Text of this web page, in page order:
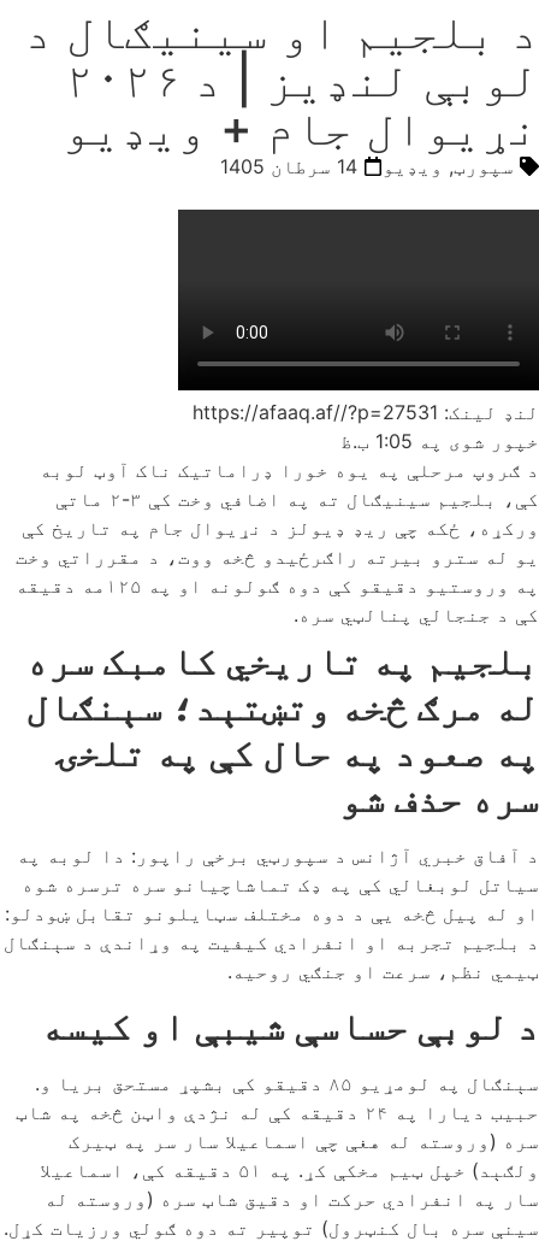
د بلجیم او سینیګال د
لوبې لنډیز | د ۲۰۲۶
نړیوال جام + ویډیو
سپورټ, ویډیو 14 سرطان 1405
لنډ لینک: https://afaaq.af//?p=27531
خپور شوی په 1:05 ب.ظ
د ګروپ مرحلې په یوه خورا ډراماتیک ناک آوټ لوبه
کې، بلجیم سینیګال ته په اضافي وخت کې ۳-۲ ماتې
ورکړه، ځکه چې ریډ ډیولز د نړیوال جام په تاریخ کې
یو له سترو بیرته راګرځیدو څخه ووت، د مقرراتي وخت
په وروستیو دقیقو کې دوه ګولونه او په ۱۲۵مه دقیقه
کې د جنجالي پنالټي سره.
بلجیم په تاریخي کامبک سره
له مرګ څخه وتښتېد؛ سېنګال
په صعود په حال کې په تلخۍ
سره حذف شو
د آفاق خبري آژانس د سپورټي برخې راپور: دا لوبه په
سیاتل لوبغالي کې په ډک تماشاچیانو سره ترسره شوه
او له پیل څخه یې د دوه مختلف سټایلونو تقابل ښودلو:
د بلجیم تجربه او انفرادي کیفیت په وړاندې د سېنګال
ټیمي نظم، سرعت او جنګي روحیه.
د لوبې حساسې شیبې او کیسه
سېنګال په لومړیو ۸۵ دقیقو کې بشپړ مستحق بریا و.
حبیب دیارا په ۲۴ دقیقه کې له نژدې واټن څخه په شاټ
سره (وروسته له هغې چې اسماعیلا سار سر په ټیرک
ولګېد) خپل ټیم مخکې کړ. په ۵۱ دقیقه کې، اسماعیلا
سار په انفرادي حرکت او دقیق شاټ سره (وروسته له
سينې سره بال کنټرول) توپیر ته دوه ګولي ورزیات کړل.